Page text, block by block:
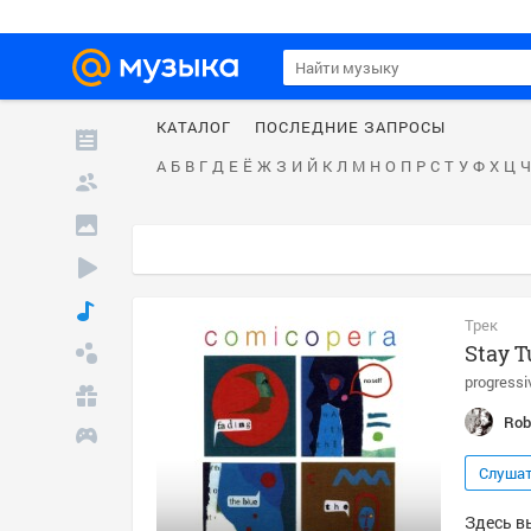
КАТАЛОГ
ПОСЛЕДНИЕ ЗАПРОСЫ
А Б В Г Д Е Ё Ж З И Й К Л М Н О П Р С Т У Ф Х Ц Ч
Трек
Stay
Здесь